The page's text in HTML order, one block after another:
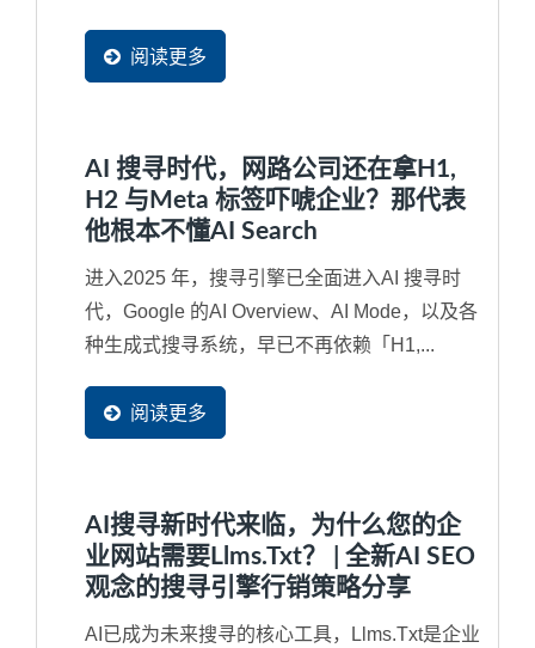
阅读更多
AI 搜寻时代，网路公司还在拿H1,
H2 与Meta 标签吓唬企业？那代表
他根本不懂AI Search
进入2025 年，搜寻引擎已全面进入AI 搜寻时
代，Google 的AI Overview、AI Mode，以及各
种生成式搜寻系统，早已不再依赖「H1,...
阅读更多
AI搜寻新时代来临，为什么您的企
业网站需要llms.txt？ | 全新AI SEO
观念的搜寻引擎行销策略分享
AI已成为未来搜寻的核心工具，llms.txt是企业